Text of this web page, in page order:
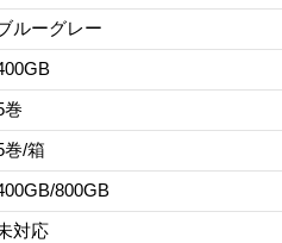
ルーグレー
巻
巻/箱
800GB
対応